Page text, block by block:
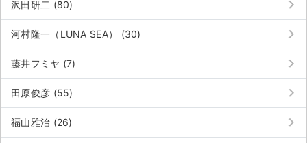
プライバシーポリシー
特定商取引法に基づく表記
公演登録依頼
不正転売禁止法について
チケットジャムの取り組み
沢田研二 (80) keyboard_arrow_right
河村隆一（LUNA SEA） (30) keyboard_arrow_right
藤井フミヤ (7) keyboard_arrow_right
田原俊彦 (55) keyboard_arrow_right
福山雅治 (26) keyboard_arrow_right